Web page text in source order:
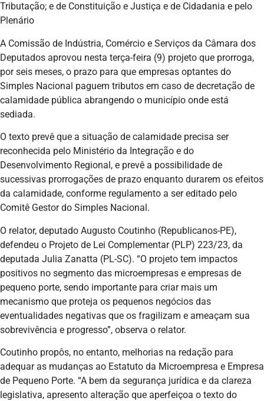
Tributação; e de Constituição e Justiça e de Cidadania e pelo
Plenário
A Comissão de Indústria, Comércio e Serviços da Câmara dos
Deputados aprovou nesta terça-feira (9) projeto que prorroga,
por seis meses, o prazo para que empresas optantes do
Simples Nacional paguem tributos em caso de decretação de
calamidade pública abrangendo o município onde está
sediada.
O texto prevê que a situação de calamidade precisa ser
reconhecida pelo Ministério da Integração e do
Desenvolvimento Regional, e prevê a possibilidade de
sucessivas prorrogações de prazo enquanto durarem os efeitos
da calamidade, conforme regulamento a ser editado pelo
Comitê Gestor do Simples Nacional.
O relator, deputado Augusto Coutinho (Republicanos-PE),
defendeu o Projeto de Lei Complementar (PLP) 223/23, da
deputada Julia Zanatta (PL-SC). “O projeto tem impactos
positivos no segmento das microempresas e empresas de
pequeno porte, sendo importante para criar mais um
mecanismo que proteja os pequenos negócios das
eventualidades negativas que os fragilizam e ameaçam sua
sobrevivência e progresso”, observa o relator.
Coutinho propôs, no entanto, melhorias na redação para
adequar as mudanças ao Estatuto da Microempresa e Empresa
de Pequeno Porte. “A bem da segurança jurídica e da clareza
legislativa, apresento alteração que aperfeiçoa o texto do